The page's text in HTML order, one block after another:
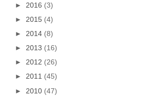
► 2016 (3)
► 2015 (4)
► 2014 (8)
► 2013 (16)
► 2012 (26)
► 2011 (45)
► 2010 (47)